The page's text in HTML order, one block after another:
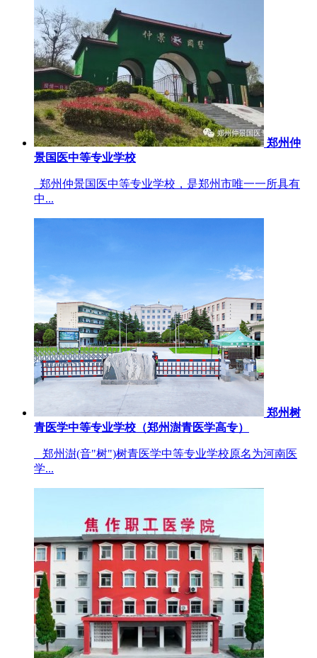
郑州仲
景国医中等专业学校
郑州仲景国医中等专业学校，是郑州市唯一一所具有
中...
郑州树
青医学中等专业学校（郑州澍青医学高专）
郑州澍(音"树")树青医学中等专业学校原名为河南医
学...